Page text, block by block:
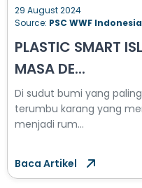
29 August 2024
Source: PSC WWF Indonesia
PLASTIC SMART
MASA DE...
Di sudut bumi yang
terumbu karang yang
menjadi rum...
Baca Artikel